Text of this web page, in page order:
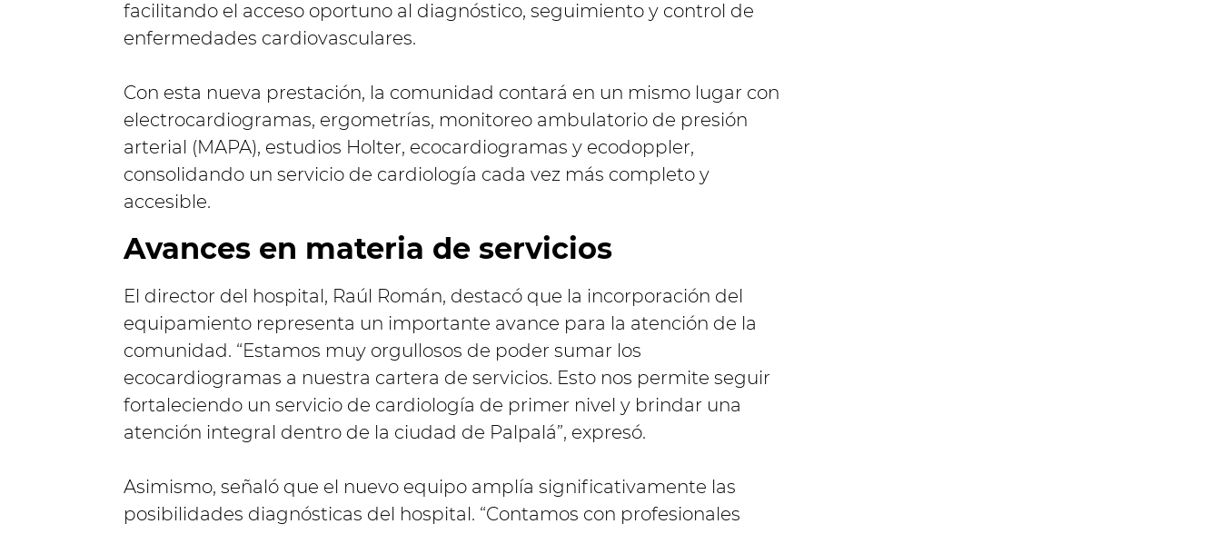
facilitando el acceso oportuno al diagnóstico, seguimiento y control de
enfermedades cardiovasculares.
Con esta nueva prestación, la comunidad contará en un mismo lugar con
electrocardiogramas, ergometrías, monitoreo ambulatorio de presión
arterial (MAPA), estudios Holter, ecocardiogramas y ecodoppler,
consolidando un servicio de cardiología cada vez más completo y
accesible.
Avances en materia de servicios
El director del hospital, Raúl Román, destacó que la incorporación del
equipamiento representa un importante avance para la atención de la
comunidad. “Estamos muy orgullosos de poder sumar los
ecocardiogramas a nuestra cartera de servicios. Esto nos permite seguir
fortaleciendo un servicio de cardiología de primer nivel y brindar una
atención integral dentro de la ciudad de Palpalá”, expresó.
Asimismo, señaló que el nuevo equipo amplía significativamente las
posibilidades diagnósticas del hospital. “Contamos con profesionales